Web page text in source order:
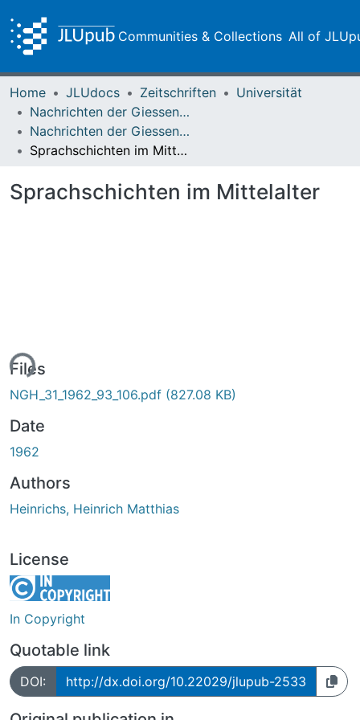
Communities & Collections All of
Home JLUdocs Zeitschriften
Universität
Nachrichten der Giessener Hochschulgesellschaft
Nachrichten der Giessener Hochschulgesellschaft Vol. 31 (1962)
Sprachschichten im Mittelalter
Sprachschichten im Mittelalter
Files
NGH_31_1962_93_106.pdf (827.08 KB)
Date
1962
Authors
Heinrichs, Heinrich Matthias
License
In Copyright
Quotable link
DOI: http://dx.doi.org/10.22029/jlupub-2533